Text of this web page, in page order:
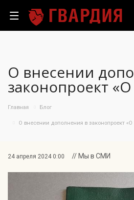
75 7
60
80
95
100
О внесении
законопроект
Главная Блог
О внесении дополнения в законопроект
24 апреля 2024 0:00 // Мы в СМИ